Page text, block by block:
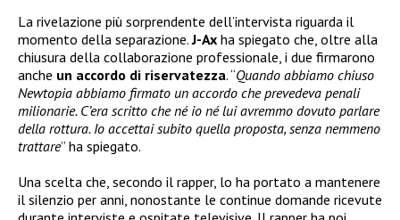
La rivelazione più sorprendente dell’intervista riguarda il
momento della separazione.J-Ax ha spiegato che, oltre alla
chiusura della collaborazione professionale, i due firmarono
anche un accordo di riservatezza. “Quando abbiamo chiuso
Newtopia abbiamo firmato un accordo che prevedeva penali
milionarie. C’era scritto che né io né lui avremmo dovuto parlare
della rottura. Io accettai subito quella proposta, senza nemmeno
trattare” ha spiegato.
Una scelta che, secondo il rapper, lo ha portato a mantenere
il silenzio per anni, nonostante le continue domande ricevute